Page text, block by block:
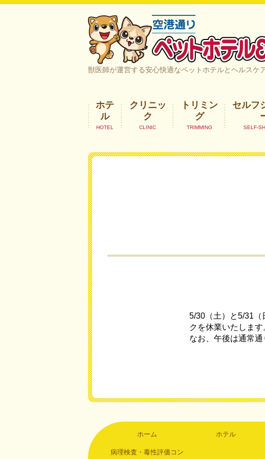
空港通りペットホテル＆ヘルスケア｜山口県宇
獣医師が運営する安心快適なペットホテルとヘルスケ
ホテ
ル
クリニッ
ク
トリミン
グ
セルフ
5/30（土）と5/31（
クを休業いたしま
なお、午後は通常通
ホーム ホテル
病理検査・毒性評価コン